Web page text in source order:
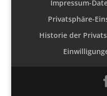
Impressum-
Privatsphäre-
Historie der